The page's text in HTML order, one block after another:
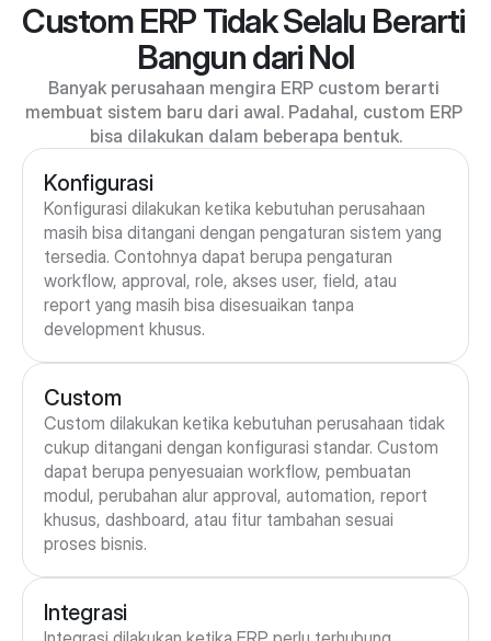
Custom ERP Tidak Selalu Berarti
Bangun dari Nol
Banyak perusahaan mengira ERP custom berarti
membuat sistem baru dari awal. Padahal, custom ERP
bisa dilakukan dalam beberapa bentuk.
Konfigurasi
Konfigurasi dilakukan ketika kebutuhan perusahaan
masih bisa ditangani dengan pengaturan sistem yang
tersedia. Contohnya dapat berupa pengaturan
workflow, approval, role, akses user, field, atau
report yang masih bisa disesuaikan tanpa
development khusus.
Custom
Custom dilakukan ketika kebutuhan perusahaan tidak
cukup ditangani dengan konfigurasi standar. Custom
dapat berupa penyesuaian workflow, pembuatan
modul, perubahan alur approval, automation, report
khusus, dashboard, atau fitur tambahan sesuai
proses bisnis.
Integrasi